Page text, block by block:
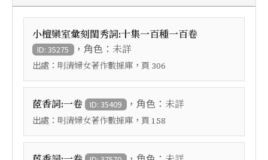
小檀欒室彙刻閨秀詞:十集一百種一百卷
ID: 35275 ，角色： 未詳
出處： 明清婦女著作數據庫 ，頁 306
茝香詞:一卷 ID: 35409 ，角色： 未詳
出處： 明清婦女著作數據庫 ，頁 158